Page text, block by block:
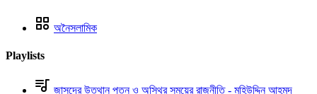
অনৈসলামিক
Playlists
জাসদের উত্থান পতন ও অস্থির সময়ের রাজনীতি - মহিউদ্দিন আহমদ